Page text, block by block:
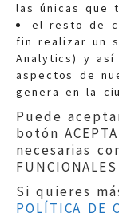
las únicas que
el resto de
fin realizar un
Analytics) y
aspectos de
genera en la
Puede
botón
necesarias
FUNCIONALES
Si quieres
POLÍTICA DE
Quejas: